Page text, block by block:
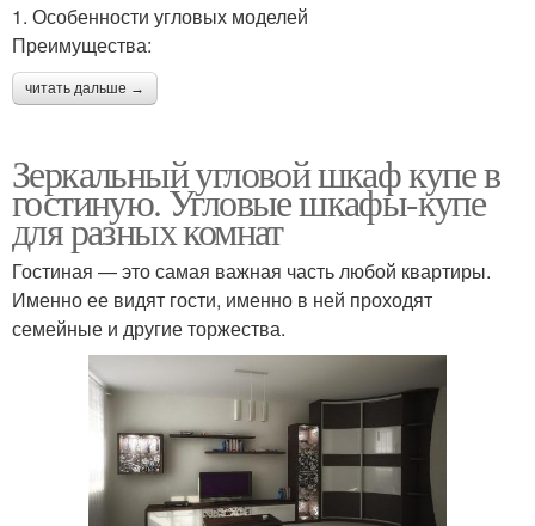
1. Особенности угловых моделей
Преимущества:
читать дальше →
Зеркальный угловой шкаф купе в
гостиную. Угловые шкафы-купе
для разных комнат
Гостиная — это самая важная часть любой квартиры.
Именно ее видят гости, именно в ней проходят
семейные и другие торжества.